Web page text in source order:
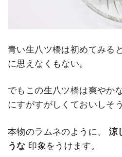
青い生八ツ橋は初めてみる
に思えなくもない。
でもこの生八ツ橋は爽やか
にすがすがしくておいしそ
本物のラムネのように、
涼
うな 印象をうけます。